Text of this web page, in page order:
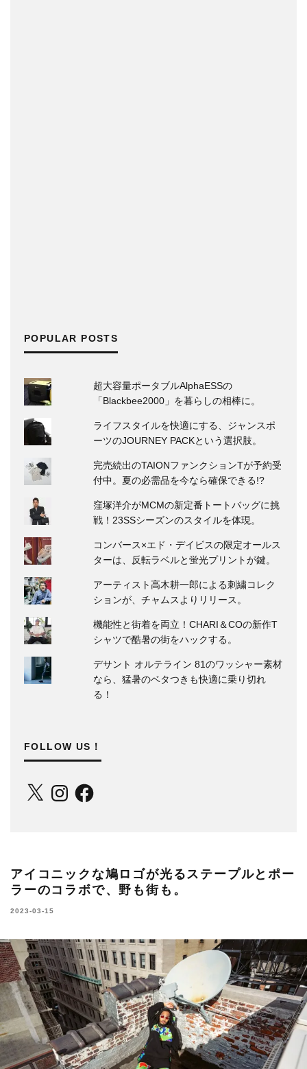
POPULAR POSTS
超大容量ポータブルAlphaESSの
「Blackbee2000」を暮らしの相棒に。
ライフスタイルを快適にする、ジャンスポ
ーツのJOURNEY PACKという選択肢。
完売続出のTAIONファンクションTが予約受
付中。夏の必需品を今なら確保できる!?
窪塚洋介がMCMの新定番トートバッグに挑
戦！23SSシーズンのスタイルを体現。
コンバース×エド・デイビスの限定オールス
ターは、反転ラベルと蛍光プリントが鍵。
アーティスト高木耕一郎による刺繍コレク
ションが、チャムスよりリリース。
機能性と街着を両立！CHARI＆COの新作T
シャツで酷暑の街をハックする。
デサント オルテライン 81のワッシャー素材
なら、猛暑のベタつきも快適に乗り切れ
る！
FOLLOW US！
X InstagramFacebook
アイコニックな鳩ロゴが光るステープルとポー
ラーのコラボで、野も街も。
2023-03-15